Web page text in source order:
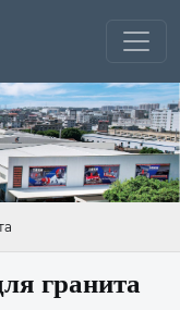
гранита